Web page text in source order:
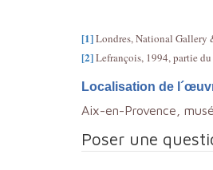
[1]Londres, National Gallery
[2]Lefrançois, 1994, partie du
Localisation de
Aix-en-Provence,
Poser une